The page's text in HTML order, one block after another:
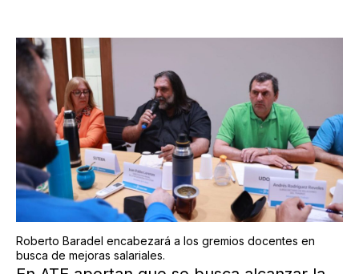
Roberto Baradel encabezará a los gremios docentes en
busca de mejoras salariales.